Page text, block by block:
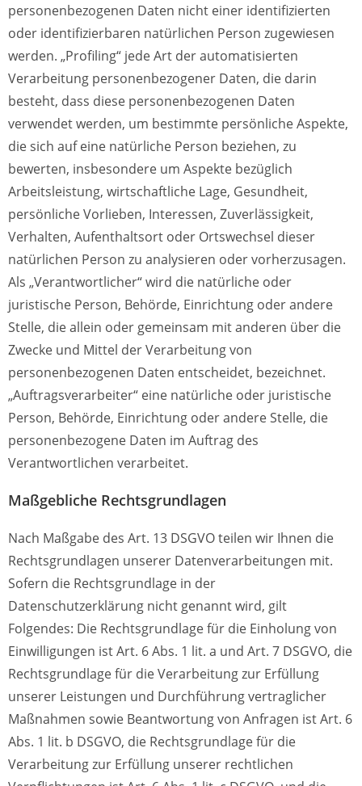
personenbezogenen Daten nicht einer identifizierten
oder identifizierbaren natürlichen Person zugewiesen
werden. „Profiling“ jede Art der automatisierten
Verarbeitung personenbezogener Daten, die darin
besteht, dass diese personenbezogenen Daten
verwendet werden, um bestimmte persönliche Aspekte,
die sich auf eine natürliche Person beziehen, zu
bewerten, insbesondere um Aspekte bezüglich
Arbeitsleistung, wirtschaftliche Lage, Gesundheit,
persönliche Vorlieben, Interessen, Zuverlässigkeit,
Verhalten, Aufenthaltsort oder Ortswechsel dieser
natürlichen Person zu analysieren oder vorherzusagen.
Als „Verantwortlicher“ wird die natürliche oder
juristische Person, Behörde, Einrichtung oder andere
Stelle, die allein oder gemeinsam mit anderen über die
Zwecke und Mittel der Verarbeitung von
personenbezogenen Daten entscheidet, bezeichnet.
„Auftragsverarbeiter“ eine natürliche oder juristische
Person, Behörde, Einrichtung oder andere Stelle, die
personenbezogene Daten im Auftrag des
Verantwortlichen verarbeitet.
Maßgebliche Rechtsgrundlagen
Nach Maßgabe des Art. 13 DSGVO teilen wir Ihnen die
Rechtsgrundlagen unserer Datenverarbeitungen mit.
Sofern die Rechtsgrundlage in der
Datenschutzerklärung nicht genannt wird, gilt
Folgendes: Die Rechtsgrundlage für die Einholung von
Einwilligungen ist Art. 6 Abs. 1 lit. a und Art. 7 DSGVO, die
Rechtsgrundlage für die Verarbeitung zur Erfüllung
unserer Leistungen und Durchführung vertraglicher
Maßnahmen sowie Beantwortung von Anfragen ist Art. 6
Abs. 1 lit. b DSGVO, die Rechtsgrundlage für die
Verarbeitung zur Erfüllung unserer rechtlichen